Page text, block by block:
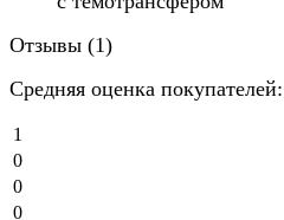
Отзывы (1)
Средняя оценка покупателей:
1
0
0
0